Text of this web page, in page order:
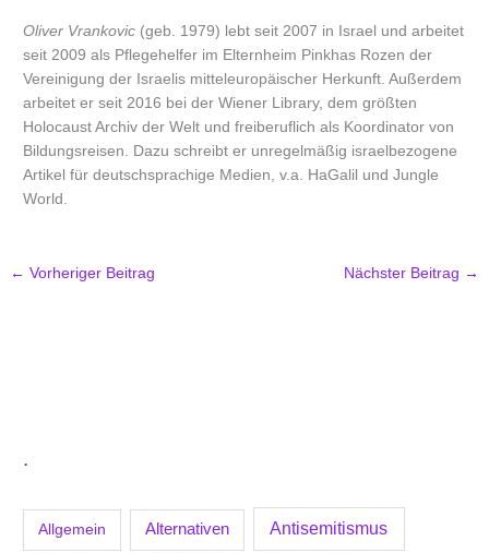
.
Allgemein Alternativen Antisemitismus
Oliver Vrankovic (geb. 1979) lebt seit 2007 in Israel und arbeitet
seit 2009 als Pflegehelfer im Elternheim Pinkhas Rozen der
Vereinigung der Israelis mitteleuropäischer Herkunft. Außerdem
arbeitet er seit 2016 bei der Wiener Library, dem größten
Holocaust Archiv der Welt und freiberuflich als Koordinator von
Bildungsreisen. Dazu schreibt er unregelmäßig israelbezogene
Artikel für deutschsprachige Medien, v.a. HaGalil und Jungle
World.
← Vorheriger Beitrag Nächster Beitrag →